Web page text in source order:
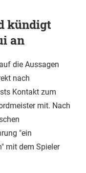
kündigt
an
die Aussagen
nach
Kontakt zum
mit. Nach
"ein
mit dem Spieler